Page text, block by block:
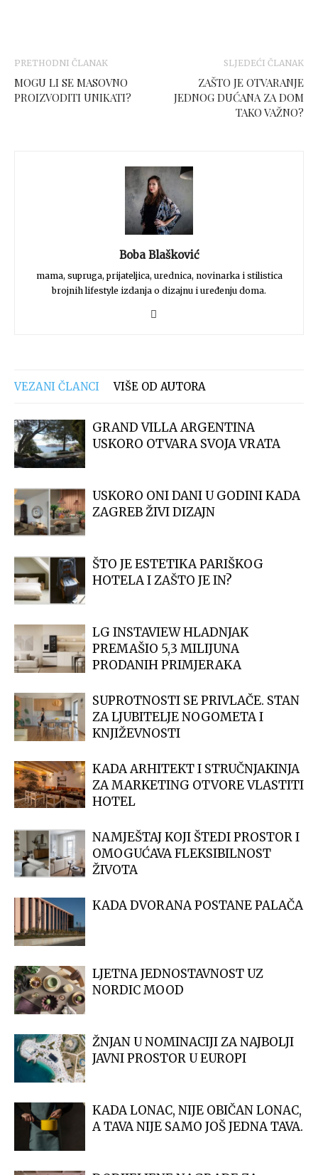
PRETHODNI ČLANAK
MOGU LI SE MASOVNO
PROIZVODITI UNIKATI?
SLJEDEĆI ČLANAK
ZAŠTO JE OTVARANJE
JEDNOG DUĆANA ZA DOM
TAKO VAŽNO?
Boba Blašković
mama, supruga, prijateljica, urednica, novinarka i stilistica
brojnih lifestyle izdanja o dizajnu i uređenju doma.
VEZANI ČLANCI VIŠE OD AUTORA
GRAND VILLA ARGENTINA
USKORO OTVARA SVOJA VRATA
USKORO ONI DANI U GODINI KADA
ZAGREB ŽIVI DIZAJN
ŠTO JE ESTETIKA PARIŠKOG
HOTELA I ZAŠTO JE IN?
LG INSTAVIEW HLADNJAK
PREMAŠIO 5,3 MILIJUNA
PRODANIH PRIMJERAKA
SUPROTNOSTI SE PRIVLAČE. STAN
ZA LJUBITELJE NOGOMETA I
KNJIŽEVNOSTI
KADA ARHITEKT I STRUČNJAKINJA
ZA MARKETING OTVORE VLASTITI
HOTEL
NAMJEŠTAJ KOJI ŠTEDI PROSTOR I
OMOGUĆAVA FLEKSIBILNOST
ŽIVOTA
KADA DVORANA POSTANE PALAČA
LJETNA JEDNOSTAVNOST UZ
NORDIC MOOD
ŽNJAN U NOMINACIJI ZA NAJBOLJI
JAVNI PROSTOR U EUROPI
KADA LONAC, NIJE OBIČAN LONAC,
A TAVA NIJE SAMO JOŠ JEDNA TAVA.